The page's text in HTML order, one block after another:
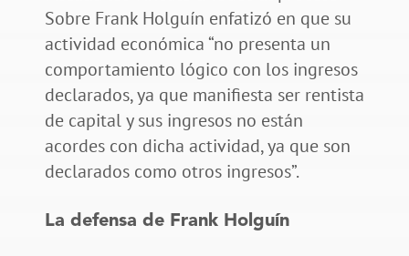
Sobre Frank Holguín enfatizó en que su
actividad económica “no presenta un
comportamiento lógico con los ingresos
declarados, ya que manifiesta ser rentista
de capital y sus ingresos no están
acordes con dicha actividad, ya que son
declarados como otros ingresos”.
La defensa de Frank Holguín